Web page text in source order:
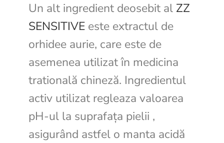
Un alt ingredient deosebit al ZZ
SENSITIVE este extractul de
orhidee aurie, care este de
asemenea utilizat în medicina
tratională chineză. Ingredientul
activ utilizat regleaza valoarea
pH-ul la suprafața pielii ,
asigurând astfel o manta acidă